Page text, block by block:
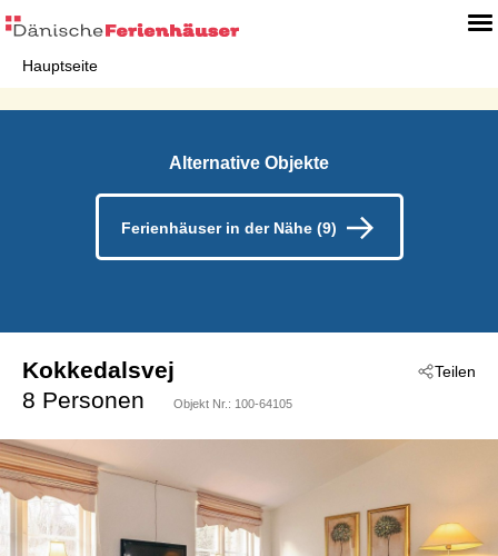
Hauptseite
Alternative Objekte
Ferienhäuser in der Nähe (9)
Teilen
Kokkedalsvej
- Northern North Sea
8 Personen Objekt Nr.: 100-64105